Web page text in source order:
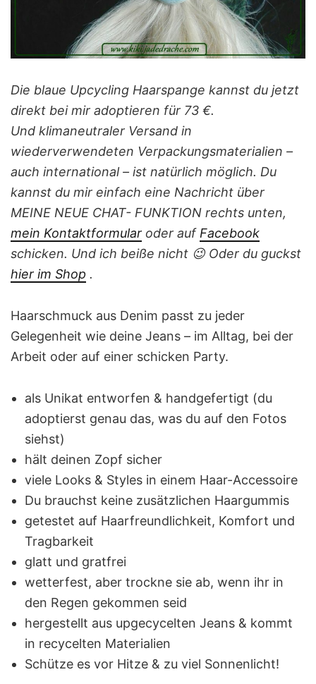
Die blaue Upcycling Haarspange kannst du jetzt
direkt bei mir adoptieren für 73 €.
Und klimaneutraler Versand in
wiederverwendeten Verpackungsmaterialien –
auch international – ist natürlich möglich. Du
kannst du mir einfach eine Nachricht über
MEINE NEUE CHAT- FUNKTION rechts unten,
mein Kontaktformular oder aufFacebook
schicken. Und ich beiße nicht 😉 Oder du guckst
hier im Shop .
Haarschmuck aus Denim passt zu jeder
Gelegenheit wie deine Jeans – im Alltag, bei der
Arbeit oder auf einer schicken Party.
als Unikat entworfen & handgefertigt (du
adoptierst genau das, was du auf den Fotos
siehst)
hält deinen Zopf sicher
viele Looks & Styles in einem Haar-Accessoire
Du brauchst keine zusätzlichen Haargummis
getestet auf Haarfreundlichkeit, Komfort und
Tragbarkeit
glatt und gratfrei
wetterfest, aber trockne sie ab, wenn ihr in
den Regen gekommen seid
hergestellt aus upgecycelten Jeans & kommt
in recycelten Materialien
Schütze es vor Hitze & zu viel Sonnenlicht!